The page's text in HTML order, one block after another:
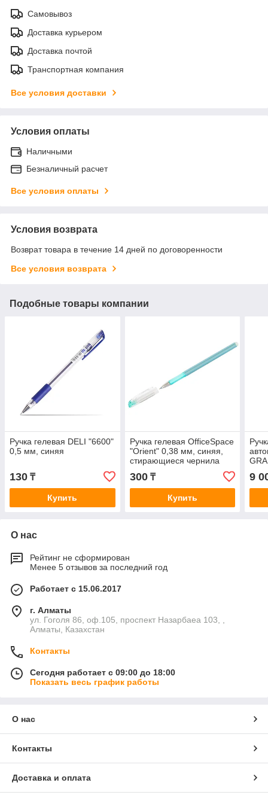
Самовывоз
Доставка курьером
Доставка почтой
Транспортная компания
Все условия доставки
Условия оплаты
Наличными
Безналичный расчет
Все условия оплаты
Условия возврата
Возврат товара в течение 14 дней по договоренности
Все условия возврата
Подобные товары компании
Ручка гелевая DELI "6600"
0,5 мм, синяя
130 ₸
Купить
Ручка гелевая OfficeSpace
"Orient" 0,38 мм, синяя,
стирающиеся чернила
300₸
Купить
9
О нас
Рейтинг не сформирован
Менее 5 отзывов за последний год
Работает с 15.06.2017
г. Алматы
ул. Гоголя 86, оф.105, проспект Назарбаеа 103, ,
Алматы, Казахстан
Контакты
Сегодня работает с 09:00 до 18:00
Показать весь график работы
О нас
Контакты
Доставка и оплата